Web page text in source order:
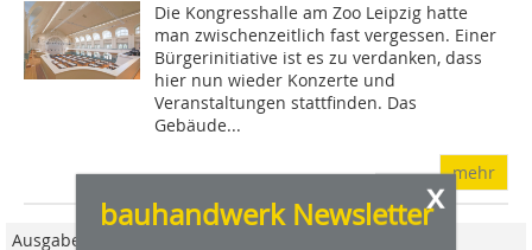
x
bauhandwerk Newsletter
Die Kongresshalle am Zoo Leipzig hatte
man zwischenzeitlich fast vergessen. Einer
Bürgerinitiative ist es zu verdanken, dass
hier nun wieder Konzerte und
Veranstaltungen stattfinden. Das
Gebäude...
mehr
Ausgabe 1-2/2012